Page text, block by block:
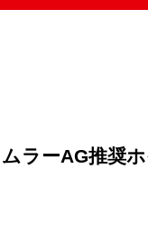
ラーAG推奨